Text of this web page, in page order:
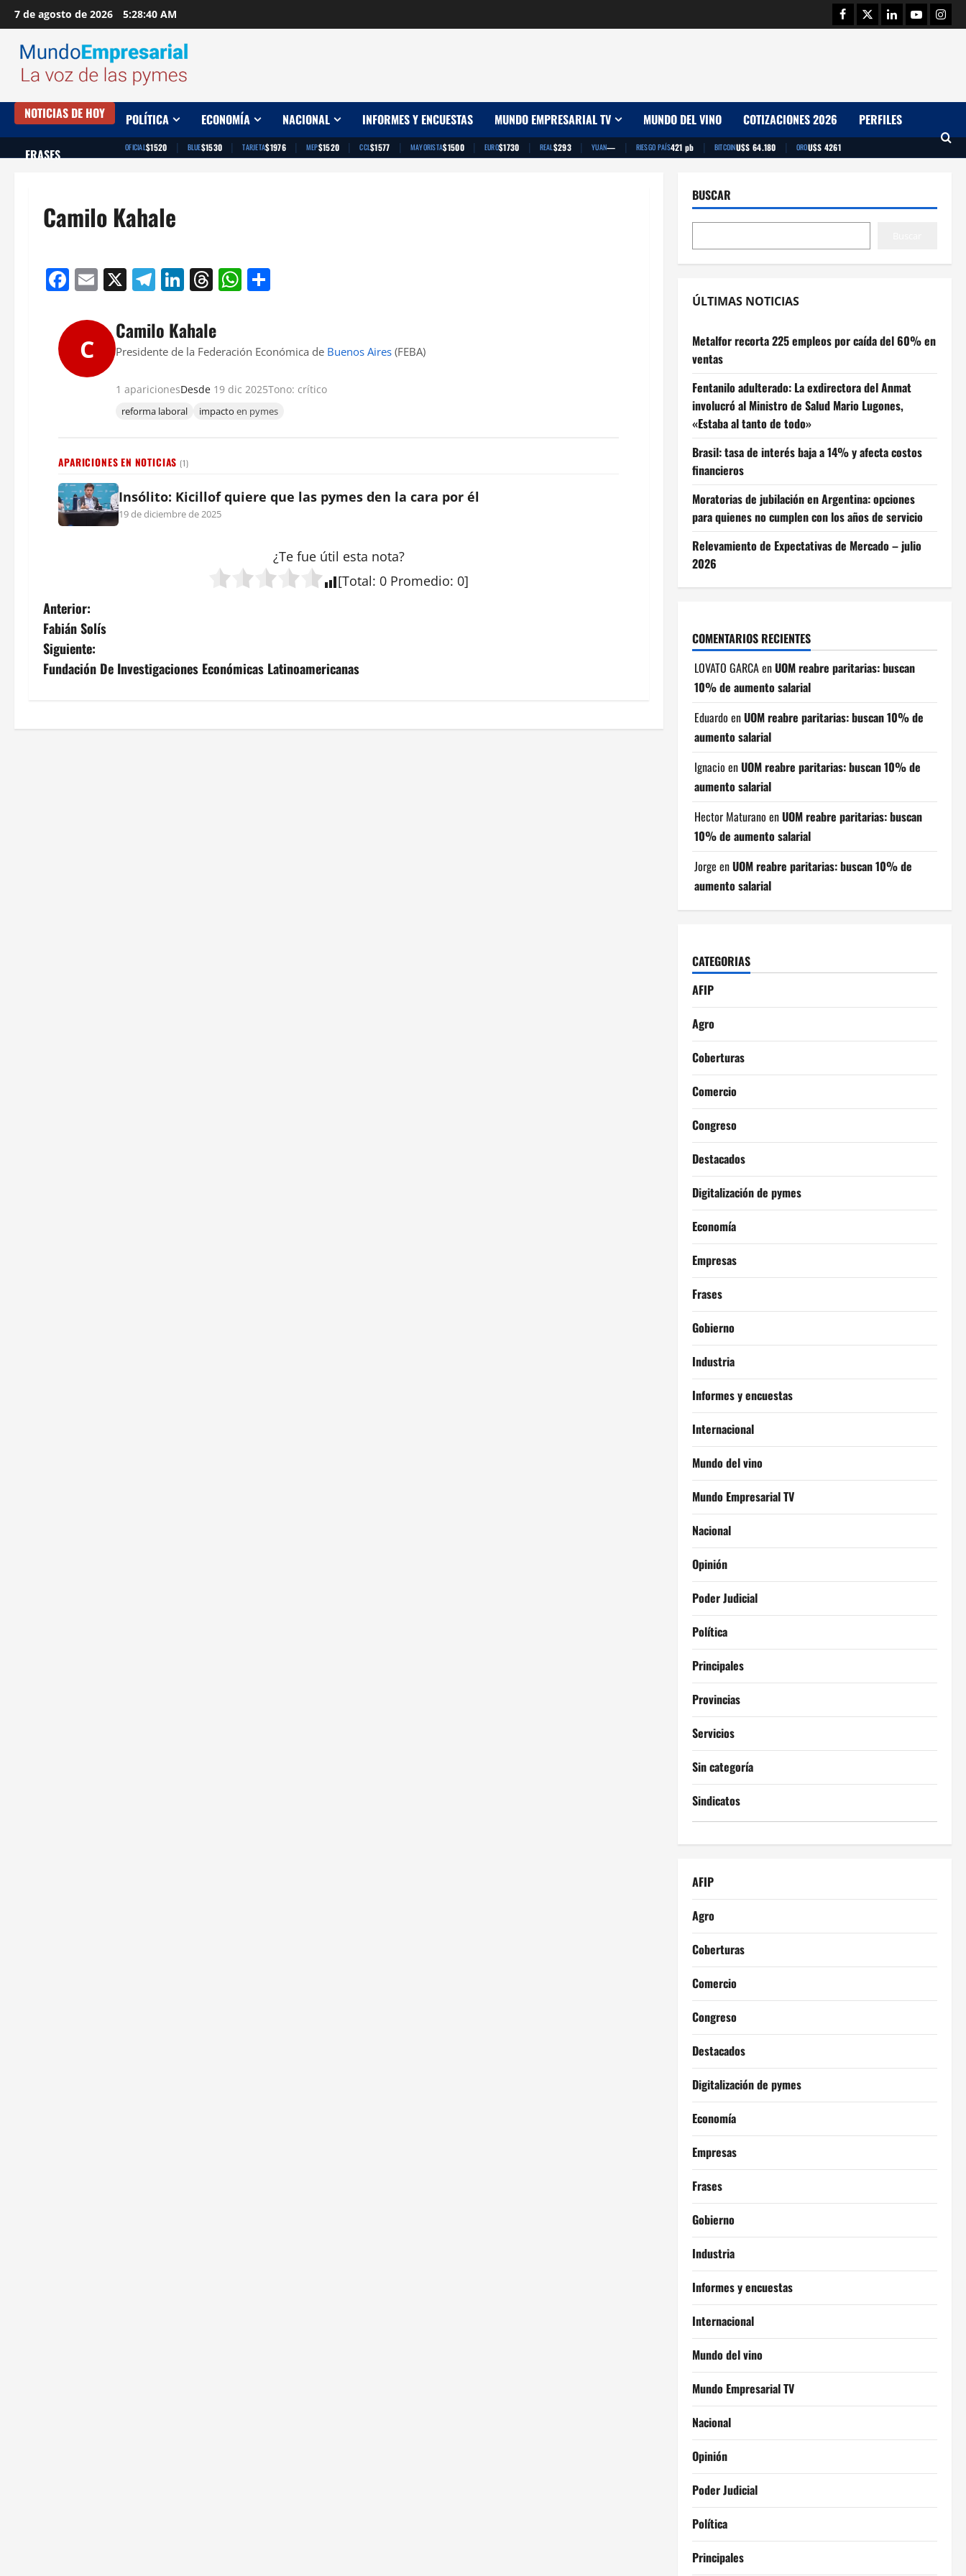
Saltar
al
contenido
7 de agosto de 2026 5:28:41 AM Facebook
TwitterLinkedinYoutube
NOTICIAS DE HOY POLÍTICA ECONOMÍA NACIONAL INFORMES Y ENCUESTAS MUNDO EMPRESARIAL TV MUNDO DEL VINO COTIZACIONES 2026 PERFILES
FRASES OFICIAL$1520 | BLUE$1530 | TARJETA$1976 | MEP$1520 | CCL$1577 | MAYORISTA$1500 | EURO$1730 | REAL$293 | YUAN— | RIESGO PAÍS421 pb | BITCOINU$S 64.180 | OROU$S 4261
Camilo Kahale
Facebook
Email
X Telegram
LinkedIn
Threads
WhatsApp
C
Camilo Kahale
Presidente de la Federación Económica de Buenos Aires (FEBA)
1 aparicionesDesde 19 dic 2025Tono: crítico
reforma laboral impacto en pymes
APARICIONES EN NOTICIAS (1)
Insólito: Kicillof quiere que las pymes den la cara por él
19 de diciembre de 2025
¿Te fue útil esta nota?
[Total: 0 Promedio: 0]
N
a
v
g
Anterior:
Fabián Solís
Siguiente:
Fundación De Investigaciones Económicas Latinoamericanas
BUSCAR
ÚLTIMAS NOTICIAS
Metalfor recorta 225 empleos por caída del 60% en
ventas
Fentanilo adulterado: La exdirectora del Anmat
involucró al Ministro de Salud Mario Lugones,
«Estaba al tanto de todo»
Brasil: tasa de interés baja a 14% y afecta costos
financieros
Moratorias de jubilación en Argentina: opciones
para quienes no cumplen con los años de servicio
Relevamiento de Expectativas de Mercado – julio
2026
COMENTARIOS RECIENTES
LOVATO GARCAenUOM reabre paritarias: buscan
10% de aumento salarial
Eduardo enUOM reabre paritarias: buscan 10% de
aumento salarial
Ignacio enUOM reabre paritarias: buscan 10% de
aumento salarial
Hector Maturano enUOM reabre paritarias: buscan
10% de aumento salarial
Jorge enUOM reabre paritarias: buscan 10% de
aumento salarial
CATEGORIAS
AFIP
Agro
Coberturas
Comercio
Congreso
Destacados
Digitalización de pymes
Economía
Empresas
Frases
Gobierno
Industria
Informes y encuestas
Internacional
Mundo del vino
Mundo Empresarial TV
Nacional
Opinión
Poder Judicial
Política
Principales
Provincias
Servicios
Sin categoría
Sindicatos
AFIP
Agro
Coberturas
Comercio
Congreso
Destacados
Digitalización de pymes
Economía
Empresas
Frases
Gobierno
Industria
Informes y encuestas
Internacional
Mundo del vino
Mundo Empresarial TV
Nacional
Opinión
Poder Judicial
Política
Principales